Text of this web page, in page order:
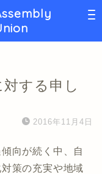
する申し
2016年11月4日
向が続く中、自
策の充実や地域